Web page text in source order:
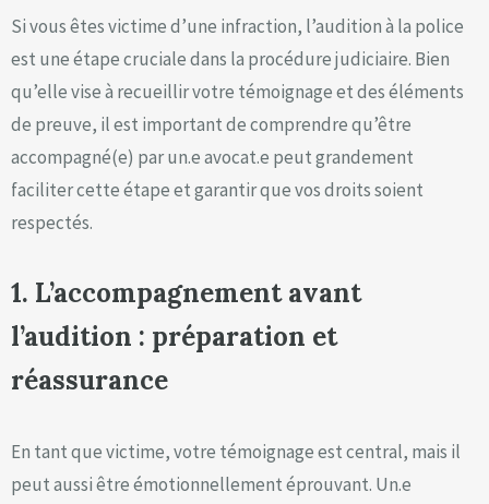
Si vous êtes victime d’une infraction, l’audition à la police
est une étape cruciale dans la procédure judiciaire. Bien
qu’elle vise à recueillir votre témoignage et des éléments
de preuve, il est important de comprendre qu’être
accompagné(e) par un.e avocat.e peut grandement
faciliter cette étape et garantir que vos droits soient
respectés.
1. L’accompagnement avant
l’audition : préparation et
réassurance
En tant que victime, votre témoignage est central, mais il
peut aussi être émotionnellement éprouvant. Un.e